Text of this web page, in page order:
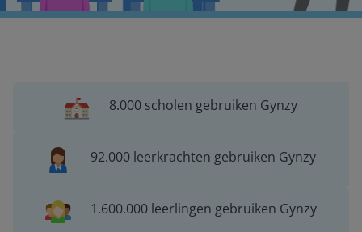
8.000 scholen gebruiken Gynzy
92.000 leerkrachten gebruiken Gynzy
1.600.000 leerlingen gebruiken Gynzy